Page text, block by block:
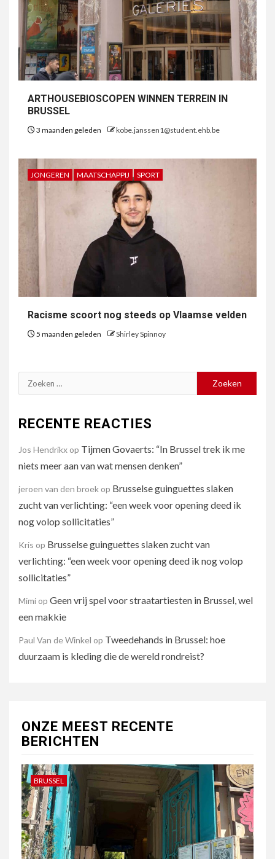
ARTHOUSEBIOSCOPEN WINNEN TERREIN IN
BRUSSEL
3 maanden geleden kobe.janssen1@student.ehb.be
JONGEREN MAATSCHAPPIJ SPORT
Racisme scoort nog steeds op Vlaamse velden
5 maanden geleden Shirley Spinnoy
Zoeken
naar:
RECENTE REACTIES
Jos Hendrikx op Tijmen Govaerts: “In Brussel trek ik me
niets meer aan van wat mensen denken”
jeroen van den broek op Brusselse guinguettes slaken
zucht van verlichting: “een week voor opening deed ik
nog volop sollicitaties”
Kris op Brusselse guinguettes slaken zucht van
verlichting: “een week voor opening deed ik nog volop
sollicitaties”
Mimi op Geen vrij spel voor straatartiesten in Brussel, wel
een makkie
Paul Van de Winkel op Tweedehands in Brussel: hoe
duurzaam is kleding die de wereld rondreist?
ONZE MEEST RECENTE
BERICHTEN
BRUSSEL